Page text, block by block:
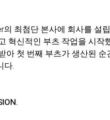
의 최첨단 본사에 회사를 설
혁신적인 부츠 작업을 시
아 첫 번째 부츠가 생산된
다.